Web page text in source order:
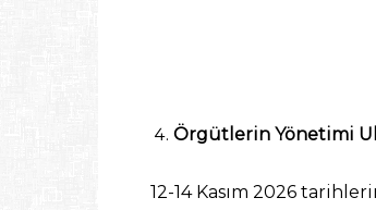
Örgütlerin Yönetimi
12-14 Kasım 2026